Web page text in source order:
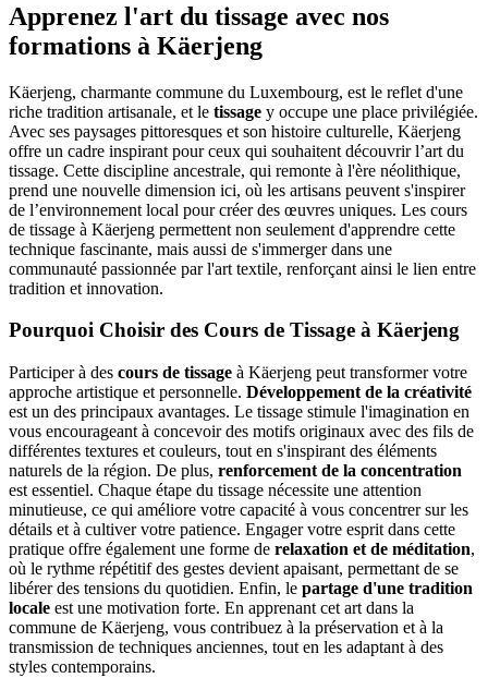
Apprenez l'art du tissage avec nos
formations à Käerjeng
Käerjeng, charmante commune du Luxembourg, est le reflet d'une
riche tradition artisanale, et le tissage y occupe une place privilégiée.
Avec ses paysages pittoresques et son histoire culturelle, Käerjeng
offre un cadre inspirant pour ceux qui souhaitent découvrir l’art du
tissage. Cette discipline ancestrale, qui remonte à l'ère néolithique,
prend une nouvelle dimension ici, où les artisans peuvent s'inspirer
de l’environnement local pour créer des œuvres uniques. Les cours
de tissage à Käerjeng permettent non seulement d'apprendre cette
technique fascinante, mais aussi de s'immerger dans une
communauté passionnée par l'art textile, renforçant ainsi le lien entre
tradition et innovation.
Pourquoi Choisir des Cours de Tissage à Käerjeng
Participer à des cours de tissage à Käerjeng peut transformer votre
approche artistique et personnelle. Développement de la créativité
est un des principaux avantages. Le tissage stimule l'imagination en
vous encourageant à concevoir des motifs originaux avec des fils de
différentes textures et couleurs, tout en s'inspirant des éléments
naturels de la région. De plus, renforcement de la concentration
est essentiel. Chaque étape du tissage nécessite une attention
minutieuse, ce qui améliore votre capacité à vous concentrer sur les
détails et à cultiver votre patience. Engager votre esprit dans cette
pratique offre également une forme de relaxation et de méditation,
où le rythme répétitif des gestes devient apaisant, permettant de se
libérer des tensions du quotidien. Enfin, le partage d'une tradition
locale est une motivation forte. En apprenant cet art dans la
commune de Käerjeng, vous contribuez à la préservation et à la
transmission de techniques anciennes, tout en les adaptant à des
styles contemporains.